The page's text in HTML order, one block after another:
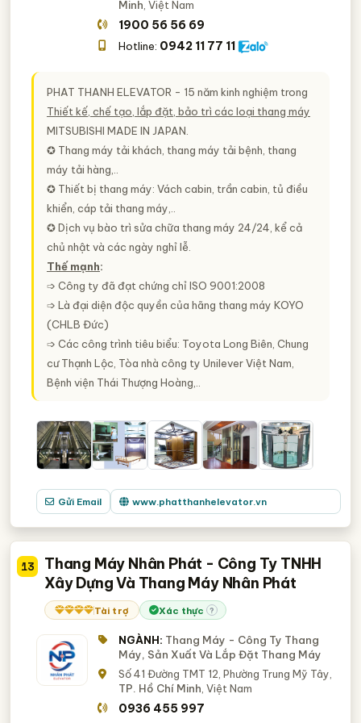
Minh , Việt Nam
1900 56 56 69
Hotline: 0942 11 77 11
PHAT THANH ELEVATOR - 15 năm kinh nghiệm trong
Thiết kế, chế tạo, lắp đặt, bảo trì các loại thang máy
MITSUBISHI MADE IN JAPAN.
✪ Thang máy tải khách, thang máy tải bệnh, thang
máy tải hàng,..
✪ Thiết bị thang máy: Vách cabin, trần cabin, tủ điều
khiển, cáp tải thang máy,..
✪ Dịch vụ bào trì sửa chữa thang máy 24/24, kể cả
chủ nhật và các ngày nghỉ lễ.
Thế mạnh:
➩ Công ty đã đạt chứng chỉ ISO 9001:2008
➩ Là đại diện độc quyền của hãng thang máy KOYO
(CHLB Đức)
➩ Các công trình tiêu biểu: Toyota Long Biên, Chung
cư Thạnh Lộc, Tòa nhà công ty Unilever Việt Nam,
Bệnh viện Thái Thượng Hoàng,..
Gửi Email www.phatthanhelevator.vn
13
Thang Máy Nhân Phát - Công Ty TNHH
Xây Dựng Và Thang Máy Nhân Phát
Tài trợ Xác thực ?
NGÀNH: Thang Máy - Công Ty Thang
Máy, Sản Xuất Và Lắp Đặt Thang Máy
Số 41 Đường TMT 12, Phường Trung Mỹ Tây,
TP. Hồ Chí Minh , Việt Nam
0936 455 997